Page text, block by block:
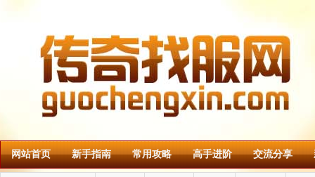
网站首页 新手指南 常用攻略 高手进阶 交流分享